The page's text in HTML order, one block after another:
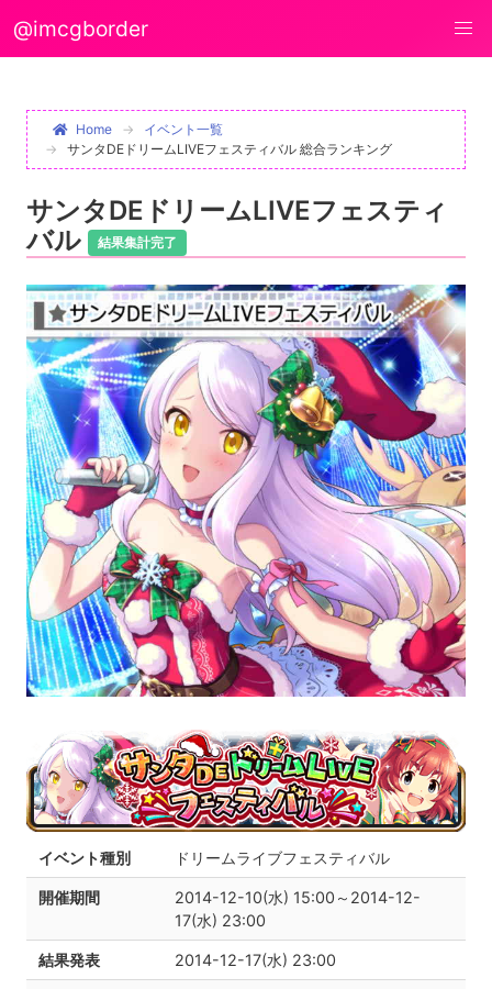
@imcgborder
Home
イベント一覧
サンタDEドリームLIVEフェスティバル 総合ランキング
サンタDEドリームLIVEフェスティ
バル
結果集計完了
イベント種別 ドリームライブフェスティバル
開催期間
2014-12-10(水) 15:00～2014-12-
17(水) 23:00
結果発表 2014-12-17(水) 23:00